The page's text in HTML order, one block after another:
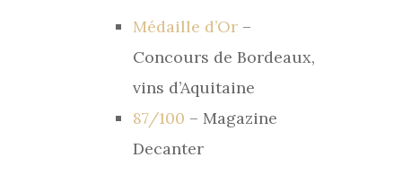
Médaille d’Or –
Concours de Bordeaux,
vins d’Aquitaine
87/100 – Magazine
Decanter